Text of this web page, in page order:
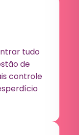
tudo
de
controle